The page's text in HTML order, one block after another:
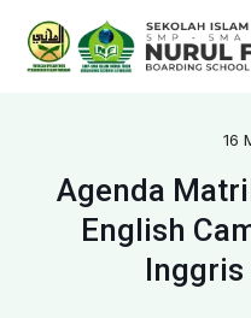
16
Agenda
English
Inggris